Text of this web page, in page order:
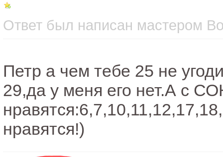
Ответ был написан мастером
Петр а чем тебе 25 не
29,да у меня его нет.А с
нравятся!)